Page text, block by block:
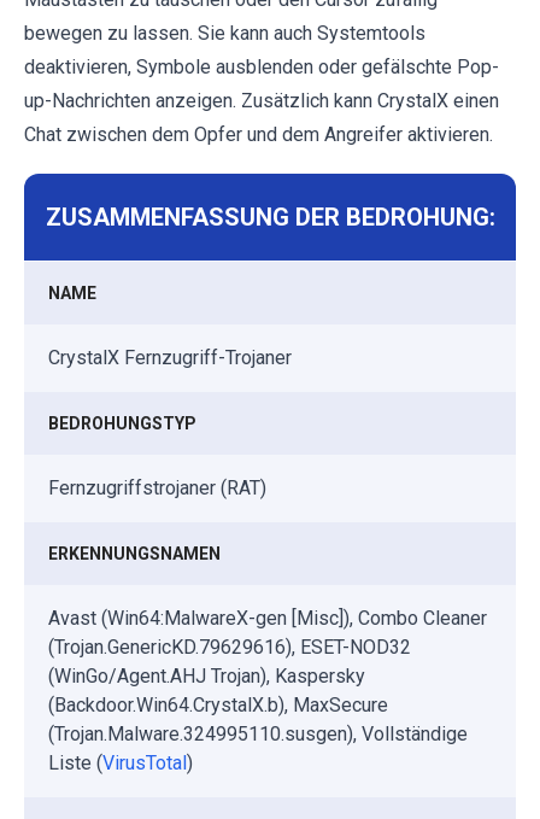
bewegen zu lassen. Sie kann auch Systemtools
deaktivieren, Symbole ausblenden oder gefälschte Pop-
up-Nachrichten anzeigen. Zusätzlich kann CrystalX einen
Chat zwischen dem Opfer und dem Angreifer aktivieren.
ZUSAMMENFASSUNG DER BEDROHUNG:
NAME
CrystalX Fernzugriff-Trojaner
BEDROHUNGSTYP
Fernzugriffstrojaner (RAT)
ERKENNUNGSNAMEN
Avast (Win64:MalwareX-gen [Misc]), Combo Cleaner
(Trojan.GenericKD.79629616), ESET-NOD32
(WinGo/Agent.AHJ Trojan), Kaspersky
(Backdoor.Win64.CrystalX.b), MaxSecure
(Trojan.Malware.324995110.susgen), Vollständige
Liste (VirusTotal )